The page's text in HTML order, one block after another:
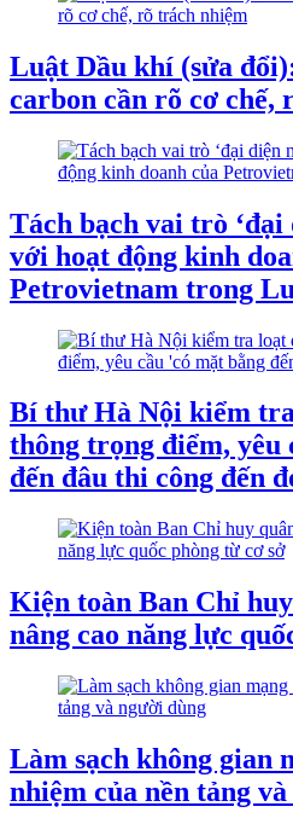
Luật Dầu khí (sửa
carbon cần rõ cơ chế,
Tách bạch vai trò ‘đại
với hoạt động kinh
Petrovietnam trong
Bí thư Hà Nội kiểm
thông trọng điểm, yêu
đến đâu thi công đến
Kiện toàn Ban Chỉ
nâng cao năng lực
Làm sạch không gian
nhiệm của nền tảng